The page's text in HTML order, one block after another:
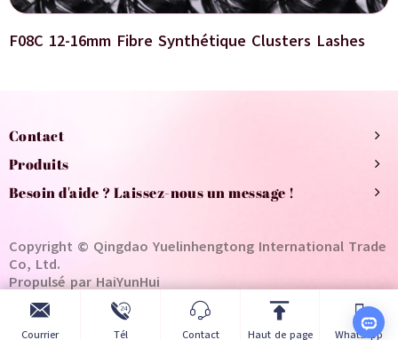
F08C 12-16mm Fibre Synthétique Clusters Lashes
Contact
Produits
Besoin d'aide ? Laissez-nous un message !
Copyright © Qingdao Yuelinhengtong International Trade
Co, Ltd.
Propulsé par HaiYunHui
Courrier Tél Contact Haut de page WhatsApp